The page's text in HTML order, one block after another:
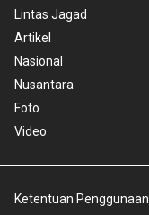
Lintas Jagad
Artikel
Nasional
Nusantara
Foto
Video
Ketentuan Penggunaan